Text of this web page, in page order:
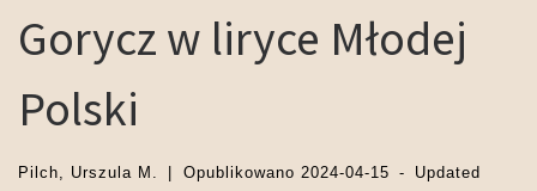
Gorycz w liryce Młodej
Polski
Pilch, Urszula M. Opublikowano 2024-04-15 -
Updated